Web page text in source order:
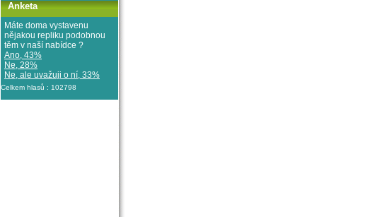
Anketa
Máte doma vystavenu
nějakou repliku podobnou
těm v naší nabídce ?
Ano, 43%
Ne, 28%
Ne, ale uvažuji o ní, 33%
Celkem hlasů : 102798